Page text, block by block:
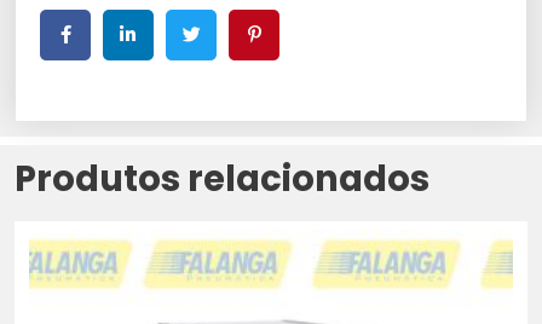
Produtos relacionados